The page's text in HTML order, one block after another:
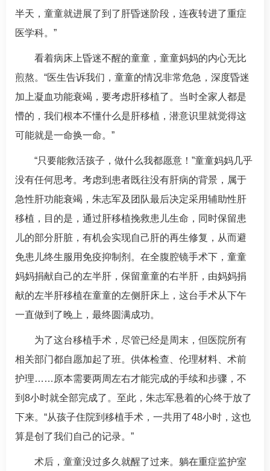
半天，童童就进展了到了肝昏迷阶段，连夜转进了重症
医学科。”
看着病床上昏迷不醒的童童，童童妈妈的内心无比
煎熬。“医生告诉我们，童童的情况非常危急，深度昏迷
加上凝血功能衰竭，要考虑肝移植了。当时全家人都是
懵的，我们根本不懂什么是肝移植，潜意识里就觉得这
可能就是一命换一命。”
“只要能救活孩子，做什么我都愿意！”童童妈妈几乎
没有任何思考。考虑到患者既往没有肝病的背景，属于
急性肝功能衰竭， 朱志军及团队最后决定采用辅助性肝
移植，目的是，通过肝移植挽救患儿生命，同时保留患
儿的部分肝脏，有机会实现自己肝的再生修复，从而避
免患儿终生服用免疫抑制剂。在全腹腔镜手术下，童童
妈妈捐献自己的左半肝，保留童童的右半肝，由妈妈捐
献的左半肝移植在童童的左侧肝床上，这台手术从下午
一直做到了晚上，最终圆满成功。
为了这台移植手术，尽管已经是周末，但医院所有
相关部门都自愿加起了班。供体检查、伦理材料、术前
护理……原本需要两周左右才能完成的手续和步骤，不
到8小时就全部完成了。至此， 朱志军悬着的心终于放了
下来。“从孩子住院到移植手术，一共用了48小时，这也
算是创了我们自己的记录。”
术后，童童没过多久就醒了过来。躺在重症监护室